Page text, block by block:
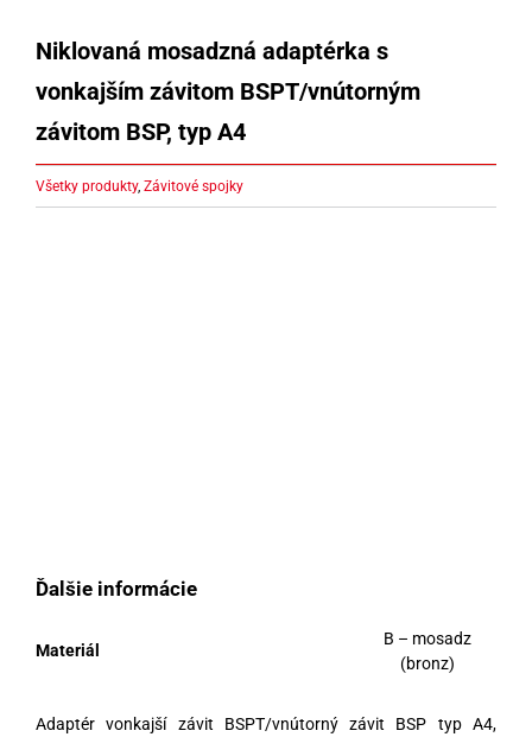
Niklovaná mosadzná adaptérka s
vonkajším závitom BSPT/vnútorným
závitom BSP, typ A4
Všetky produkty, Závitové spojky
Ďalšie informácie
Materiál
B – mosadz
(bronz)
Adaptér vonkajší závit BSPT/vnútorný závit BSP typ A4,